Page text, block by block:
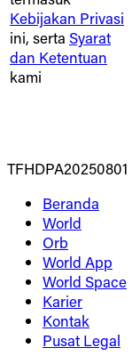
Kebijakan Privasi
ini, serta Syarat
dan Ketentuan
kami
TFHDPA20250801
Beranda
World
Orb
World App
World Space
Karier
Kontak
Pusat Legal